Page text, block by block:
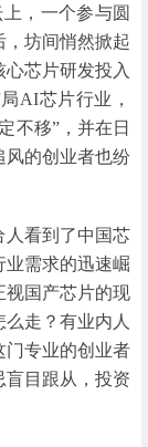
，一个参与圆
，坊间悄然掀起
芯片研发投入
AI芯片行业，
不移”，并在日
风的创业者也纷
人看到了中国芯
业需求的迅速崛
视国产芯片的现
走？有业内人
门专业的创业者
盲目跟从，投资